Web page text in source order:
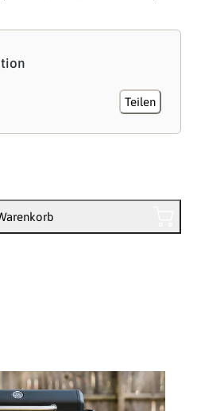
Teilen